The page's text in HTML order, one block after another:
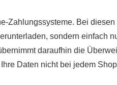
Zahlungssysteme. Bei diesen
sondern einfach
daraufhin die
Daten nicht bei jedem